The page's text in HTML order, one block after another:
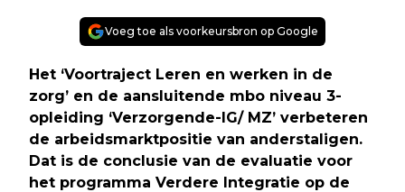
Voeg toe als voorkeursbron op Google
Het ‘Voortraject Leren en werken in de
zorg’ en de aansluitende mbo niveau 3-
opleiding ‘Verzorgende-IG/ MZ’ verbeteren
de arbeidsmarktpositie van anderstaligen.
Dat is de conclusie van de evaluatie voor
het programma Verdere Integratie op de